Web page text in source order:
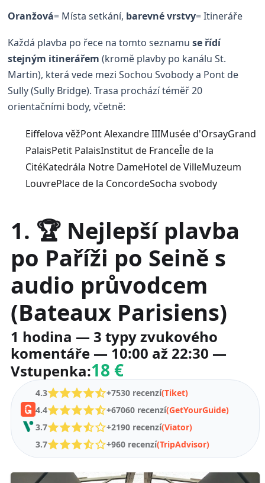
Oranžová= Místa setkání, barevné vrstvy= Itineráře
Každá plavba po řece na tomto seznamuse řídí
stejným itinerářem (kromě plavby po kanálu St.
Martin), která vede mezi Sochou Svobody a Pont de
Sully (Sully Bridge). Trasa prochází téměř 20
orientačními body, včetně:
Eiffelova věžPont Alexandre IIIMusée d'OrsayGrand
PalaisPetit PalaisInstitut de FranceÎle de la
CitéKatedrála Notre DameHotel de VilleMuzeum
LouvrePlace de la ConcordeSocha svobody
1. 🏆 Nejlepší plavba
po Paříži po Seině s
audio průvodcem
(Bateaux Parisiens)
1 hodina — 3 typy zvukového
komentáře — 10:00 až 22:30 —
Vstupenka:18 €
+7530 recenzí(Tiket)
4.3
+67060 recenzí(GetYourGuide)
4.4
+2190 recenzí(Viator)
3.7
+960 recenzí(TripAdvisor)
3.7